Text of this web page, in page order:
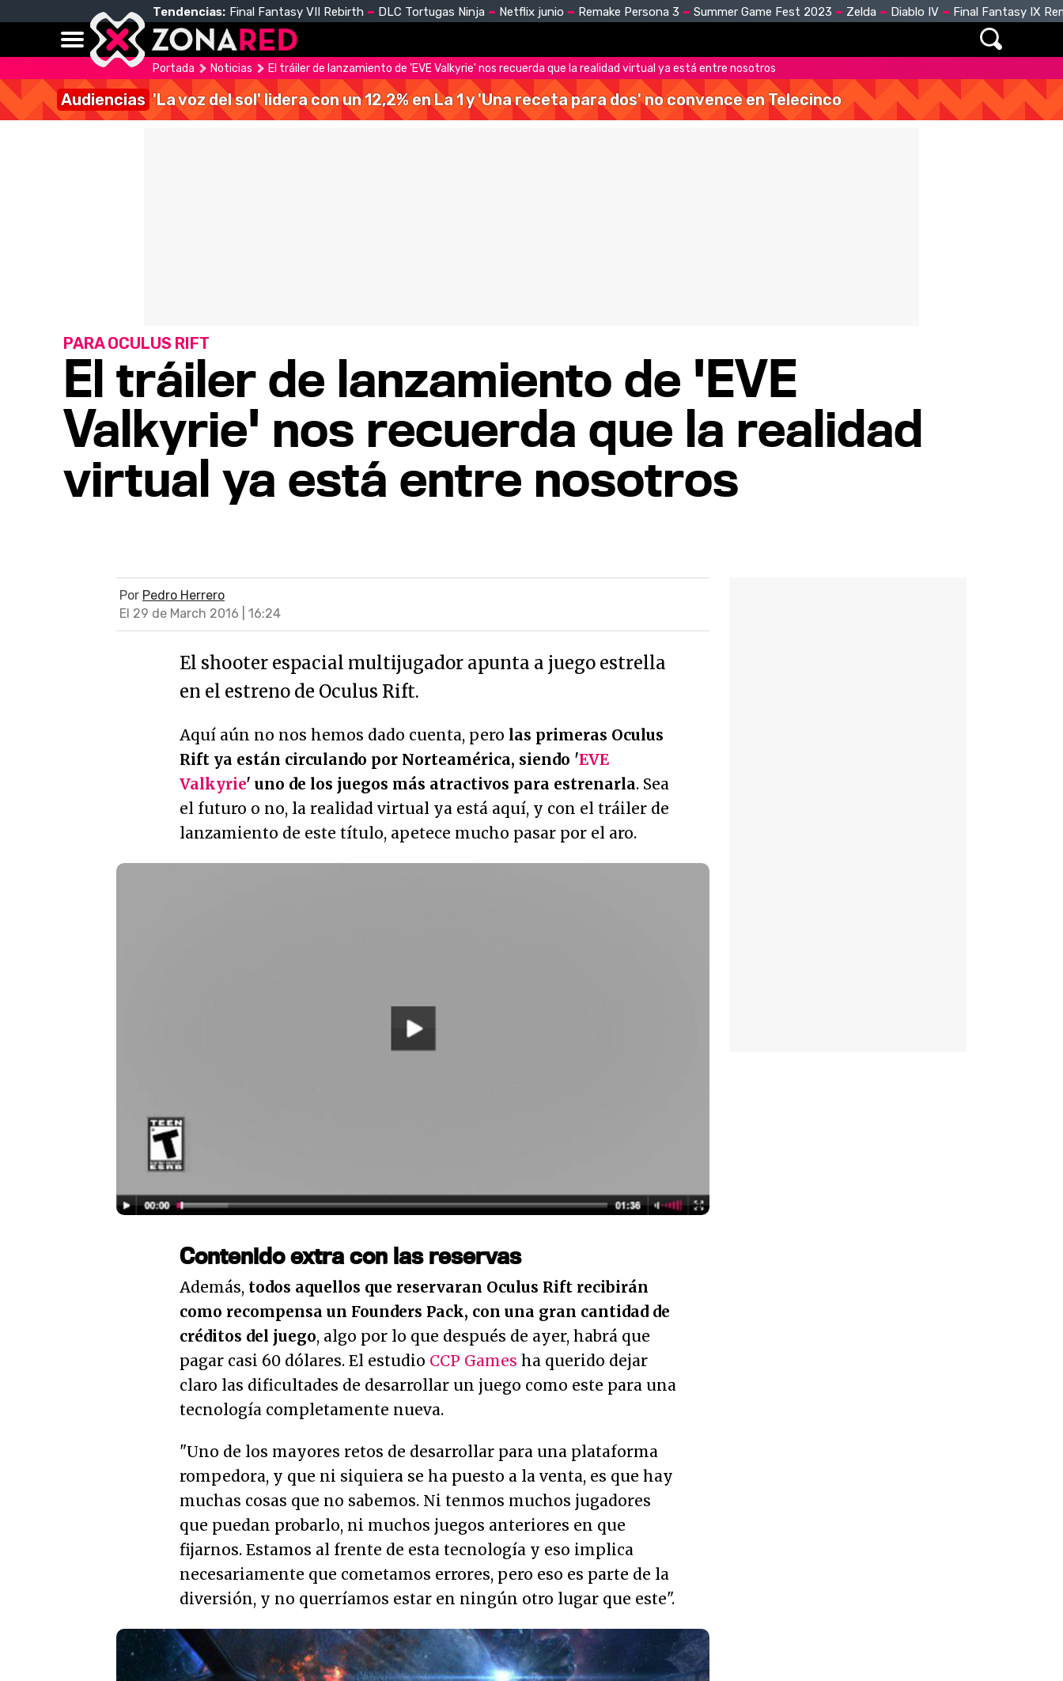
Tendencias: Final Fantasy VII Rebirth DLC Tortugas Ninja Netflix junio Remake Persona 3 Summer Game Fest 2023 Zelda Diablo IV Final Fantasy IX
Portada Noticias El tráiler de lanzamiento de 'EVE Valkyrie' nos recuerda que la realidad virtual ya está entre nosotros
Audiencias 'La voz del sol' lidera con un 12,2% en La 1 y 'Una receta para dos' no convence en Telecinco
El tráiler de lanzamiento de 'EVE
Valkyrie' nos recuerda que la realidad
virtual ya está entre nosotros
PARA OCULUS RIFT
Por Pedro Herrero
El 29 de March 2016 | 16:24
El shooter espacial multijugador apunta a juego estrella
en el estreno de Oculus Rift.
Aquí aún no nos hemos dado cuenta, pero las primeras Oculus
Rift ya están circulando por Norteamérica, siendo 'EVE
Valkyrie' uno de los juegos más atractivos para estrenarla. Sea
el futuro o no, la realidad virtual ya está aquí, y con el tráiler de
lanzamiento de este título, apetece mucho pasar por el aro.
Contenido extra con las reservas
Además, todos aquellos que reservaran Oculus Rift recibirán
como recompensa un Founders Pack, con una gran cantidad de
créditos del juego, algo por lo que después de ayer, habrá que
pagar casi 60 dólares. El estudio CCP Games ha querido dejar
claro las dificultades de desarrollar un juego como este para una
tecnología completamente nueva.
"Uno de los mayores retos de desarrollar para una plataforma
rompedora, y que ni siquiera se ha puesto a la venta, es que hay
muchas cosas que no sabemos. Ni tenmos muchos jugadores
que puedan probarlo, ni muchos juegos anteriores en que
fijarnos. Estamos al frente de esta tecnología y eso implica
necesariamente que cometamos errores, pero eso es parte de la
diversión, y no querríamos estar en ningún otro lugar que este".